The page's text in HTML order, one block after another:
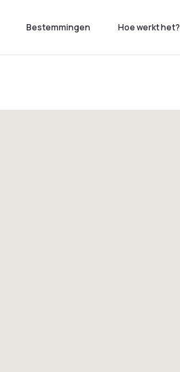
Bestemmingen Hoe werkt het?